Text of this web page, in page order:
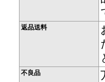
返品送料
不良品